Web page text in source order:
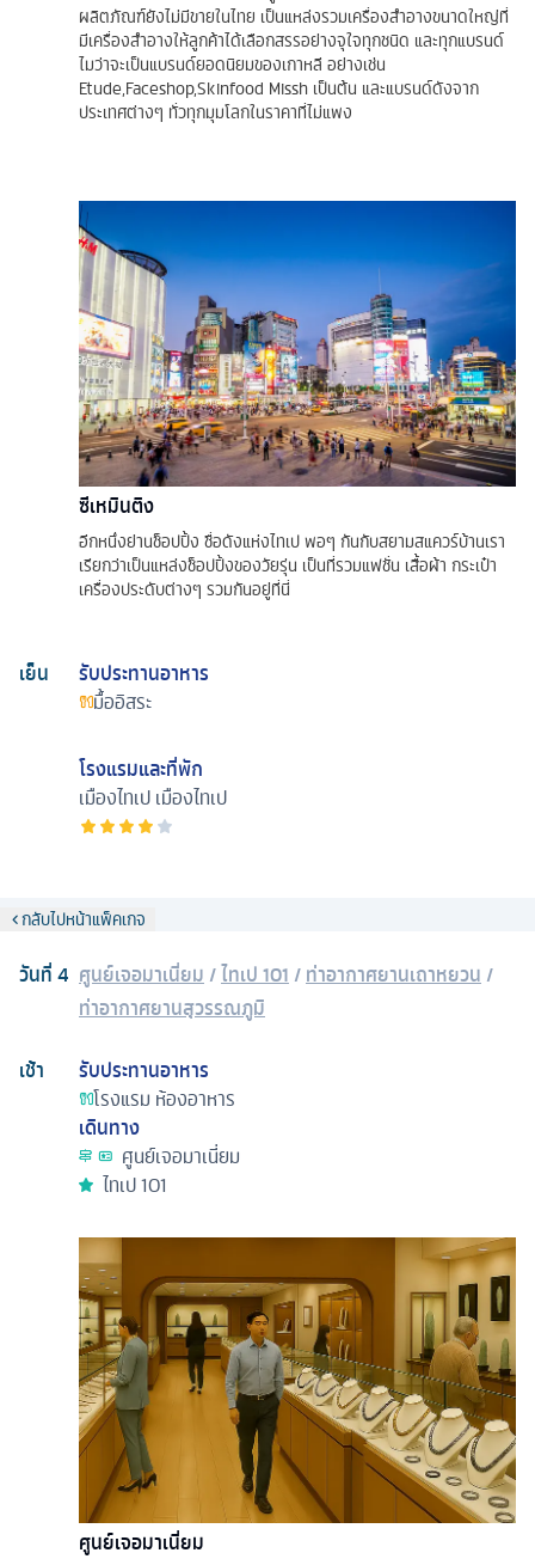
ผลิตภัณฑ์ยังไม่มีขายในไทย เป็นแหล่งรวมเครื่องสำอางขนาดใหญ่ที่
มีเครื่องสำอางให้ลูกค้าได้เลือกสรรอย่างจุใจทุกชนิด และทุกแบรนด์
ไมว่าจะเป็นแบรนด์ยอดนิยมของเกาหลี อย่างเช่น
Etude,Faceshop,Skinfood Missh เป็นต้น และแบรนด์ดังจาก
ประเทศต่างๆ ทั่วทุกมุมโลกในราคาที่ไม่แพง
ซีเหมินติง
อีกหนึ่งย่านช็อปปิ้ง ชื่อดังแห่งไทเป พอๆ กันกับสยามสแควร์บ้านเรา
เรียกว่าเป็นแหล่งช็อปปิ้งของวัยรุ่น เป็นที่รวมแฟชั่น เสื้อผ้า กระเป๋า
เครื่องประดับต่างๆ รวมกันอยู่ที่นี่
เย็น
รับประทานอาหาร
มื้ออิสระ
โรงแรมและที่พัก
เมืองไทเปเมืองไทเป
กลับไปหน้าแพ็คเกจ
วันที่4 ศูนย์เจอมาเนี่ยม /ไทเป 101 /ท่าอากาศยานเถาหยวน /
ท่าอากาศยานสุวรรณภูมิ
เช้า
รับประทานอาหาร
โรงแรม ห้องอาหาร
เดินทาง
ศูนย์เจอมาเนี่ยม
ไทเป 101
ศูนย์เจอมาเนี่ยม